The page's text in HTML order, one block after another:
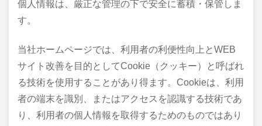
個人情報は、厳正な管理の下で安全に蓄積・保管しま
す。
当社ホームページでは、利用者の利便性向上とWEB
サイト改善を目的としてCookie（クッキー）と呼ばれ
る技術を使用することがあり得ます。Cookieは、利用
者の端末を識別、またはアクセスを認識する技術であ
り、利用者の個人情報を取得するためのものではあり